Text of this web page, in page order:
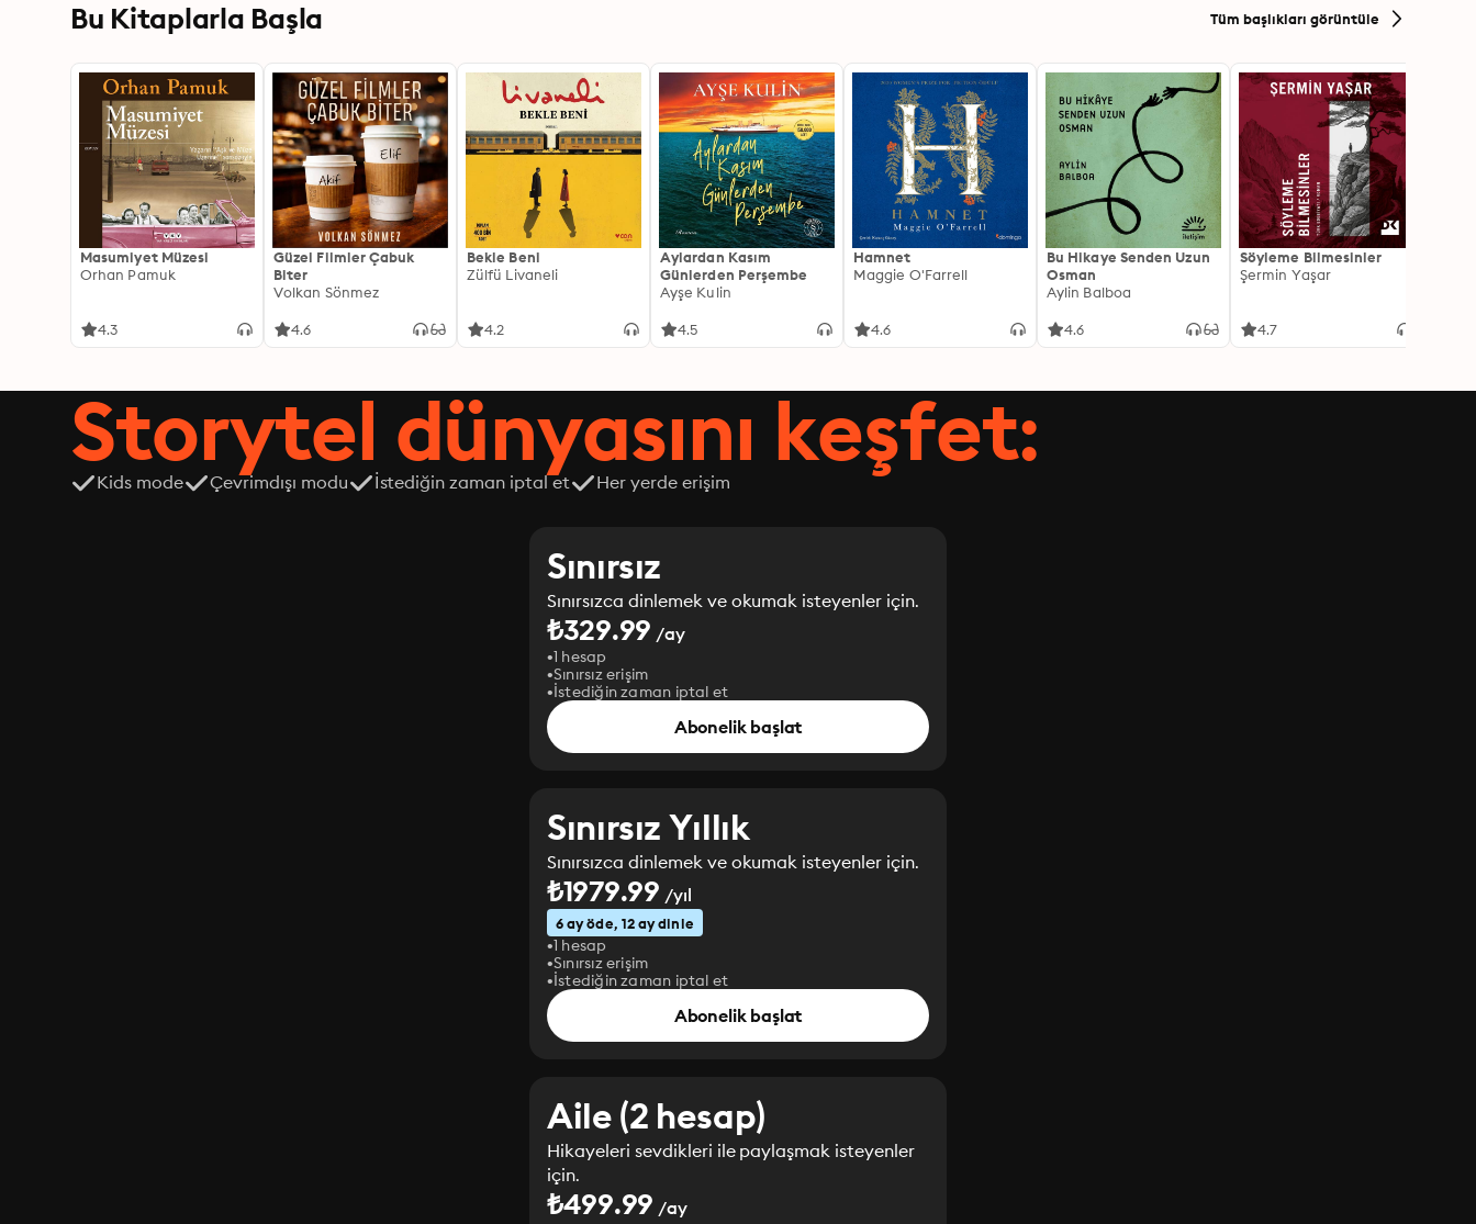
Bu Kitaplarla Başla Tüm başlıkları görüntüle
Masumiyet Müzesi
Orhan Pamuk
4.3
Güzel Filmler Çabuk
Biter
Volkan Sönmez
4.6
Bekle Beni
Zülfü Livaneli
4.2
Aylardan Kasım
Günlerden Perşembe
Ayşe Kulin
4.5
Hamnet
Maggie O'Farrell
4.6
Bu Hikaye Senden Uzun
Osman
Aylin Balboa
4.6
Söyleme Bilmesinler
Şermin Yaşar
4.7
Storytel dünyasını keşfet:
Kids mode Çevrimdışı modu İstediğin zaman iptal et Her yerde erişim
Sınırsız
Sınırsızca dinlemek ve okumak isteyenler için.
₺329.99 /ay
1 hesap
Sınırsız erişim
İstediğin zaman iptal et
Abonelik başlat
Sınırsız Yıllık
Sınırsızca dinlemek ve okumak isteyenler için.
₺1979.99 /yıl
6 ay öde, 12 ay dinle
1 hesap
Sınırsız erişim
İstediğin zaman iptal et
Abonelik başlat
Aile (2 hesap)
Hikayeleri sevdikleri ile paylaşmak isteyenler
için.
₺499.99 /ay